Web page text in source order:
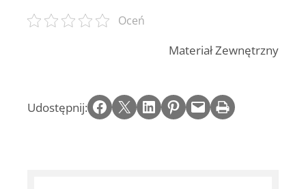
Oceń
Materiał Zewnętrzny
Udostępnij: Share on Facebook Email this Page Share on LinkedIn Share on Pinterest Email this Page Print this Page